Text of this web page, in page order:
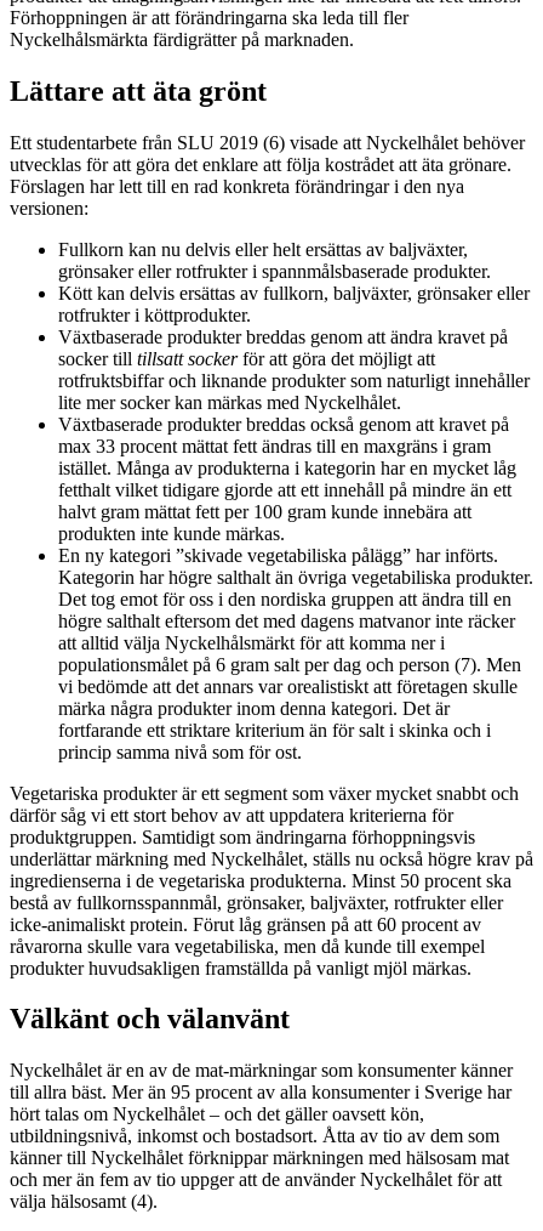
Förhoppningen är att förändringarna ska leda till fler
Nyckelhålsmärkta färdigrätter på marknaden.
Lättare att äta grönt
Ett studentarbete från SLU 2019 (6) visade att Nyckelhålet behöver
utvecklas för att göra det enklare att följa kostrådet att äta grönare.
Förslagen har lett till en rad konkreta förändringar i den nya
versionen:
Fullkorn kan nu delvis eller helt ersättas av baljväxter,
grönsaker eller rotfrukter i spannmålsbaserade produkter.
Kött kan delvis ersättas av fullkorn, baljväxter, grönsaker eller
rotfrukter i köttprodukter.
Växtbaserade produkter breddas genom att ändra kravet på
socker till tillsatt sockerför att göra det möjligt att
rotfruktsbiffar och liknande produkter som naturligt innehåller
lite mer socker kan märkas med Nyckelhålet.
Växtbaserade produkter breddas också genom att kravet på
max 33 procent mättat fett ändras till en maxgräns i gram
istället. Många av produkterna i kategorin har en mycket låg
fetthalt vilket tidigare gjorde att ett innehåll på mindre än ett
halvt gram mättat fett per 100 gram kunde innebära att
produkten inte kunde märkas.
En ny kategori ”skivade vegetabiliska pålägg” har införts.
Kategorin har högre salthalt än övriga vegetabiliska produkter.
Det tog emot för oss i den nordiska gruppen att ändra till en
högre salthalt eftersom det med dagens matvanor inte räcker
att alltid välja Nyckelhålsmärkt för att komma ner i
populationsmålet på 6 gram salt per dag och person (7). Men
vi bedömde att det annars var orealistiskt att företagen skulle
märka några produkter inom denna kategori. Det är
fortfarande ett striktare kriterium än för salt i skinka och i
princip samma nivå som för ost.
Vegetariska produkter är ett segment som växer mycket snabbt och
därför såg vi ett stort behov av att uppdatera kriterierna för
produktgruppen. Samtidigt som ändringarna förhoppningsvis
underlättar märkning med Nyckelhålet, ställs nu också högre krav på
ingredienserna i de vegetariska produkterna. Minst 50 procent ska
bestå av fullkornsspannmål, grönsaker, baljväxter, rotfrukter eller
icke-animaliskt protein. Förut låg gränsen på att 60 procent av
råvarorna skulle vara vegetabiliska, men då kunde till exempel
produkter huvudsakligen framställda på vanligt mjöl märkas.
Välkänt och välanvänt
Nyckelhålet är en av de mat-märkningar som konsumenter känner
till allra bäst. Mer än 95 procent av alla konsumenter i Sverige har
hört talas om Nyckelhålet – och det gäller oavsett kön,
utbildningsnivå, inkomst och bostadsort. Åtta av tio av dem som
känner till Nyckelhålet förknippar märkningen med hälsosam mat
och mer än fem av tio uppger att de använder Nyckelhålet för att
välja hälsosamt (4).